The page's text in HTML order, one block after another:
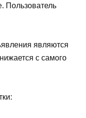
Пользователь
являются
с самого